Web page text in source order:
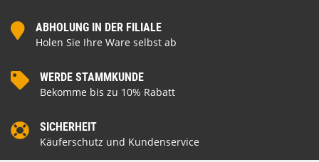
ABHOLUNG IN DER FILIALE
Holen Sie Ihre Ware selbst ab
WERDE STAMMKUNDE
Bekomme bis zu 10% Rabatt
SICHERHEIT
Käuferschutz und Kundenservice